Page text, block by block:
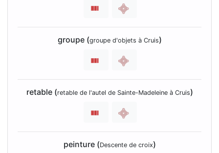
groupe (groupe d'objets à Cruis)
retable (retable de l'autel de Sainte-Madeleine à Cruis)
peinture (Descente de croix)